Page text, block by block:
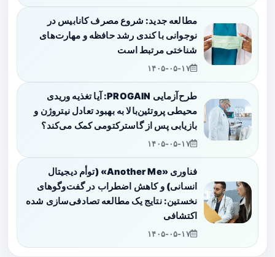
مطالعه جدید: شروع مصرف کانابیس در
نوجوانی با کندی رشد حافظه و مهارت‌های
شناختی مرتبط است
۱۴۰۵-۰۵-۱۷
طرح‌آزمایی PROGAIN: آیا تغذیه وریدی
محیطی پروتئین‌بالا به بهبود تعادل نیتروژن و
بازیابی پس از گاسترکتومی کمک می‌کند؟
۱۴۰۵-۰۵-۱۷
فناوری «Another Me» (توأم دیجیتال
انسانی) و کاهش اضطراب در گفت‌وگوهای
نخستین: نتایج یک مطالعه تصادفی‌سازی شده
اکتشافی
۱۴۰۵-۰۵-۱۷